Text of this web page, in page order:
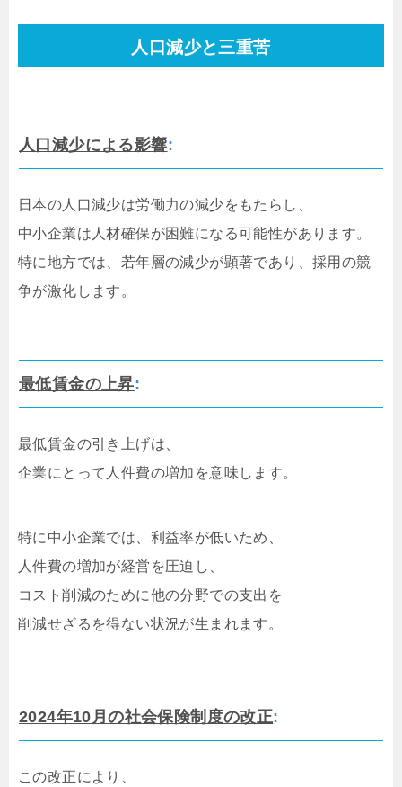
人口減少と三重苦
人口減少による影響:
日本の人口減少は労働力の減少をもたらし、
中小企業は人材確保が困難になる可能性があります。
特に地方では、若年層の減少が顕著であり、採用の競
争が激化します。
最低賃金の上昇:
最低賃金の引き上げは、
企業にとって人件費の増加を意味します。
特に中小企業では、利益率が低いため、
人件費の増加が経営を圧迫し、
コスト削減のために他の分野での支出を
削減せざるを得ない状況が生まれます。
2024年10月の社会保険制度の改正:
この改正により、